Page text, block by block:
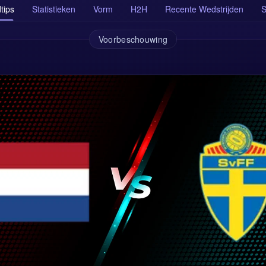
Statistieken Vorm H2H Recente Wedstrijden
Voorbeschouwing